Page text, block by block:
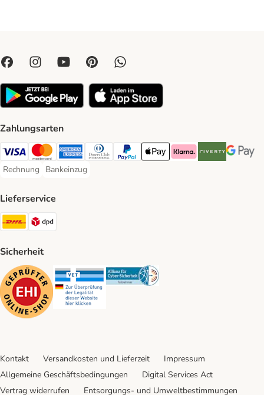
Zahlungsarten
Visa Payment Method
Mastercard Payment Method
American Express Payment Method
Diners Club Payment Method
PayPal Payment Method
Apple Pay Payment Method
Klarna Payment Method
Riverty Payment
Google
Rechnung
Rechnung Payment Method
Bankeinzug
Bankeinzug Payment Method
Lieferservice
DHL Shipping Method
Sicherheit
Security Security Security
Kontakt Versandkosten und Lieferzeit
Impressum
Allgemeine Geschäftsbedingungen
Digital Services Act
Vertrag widerrufen
Entsorgungs- und Umweltbestimmungen